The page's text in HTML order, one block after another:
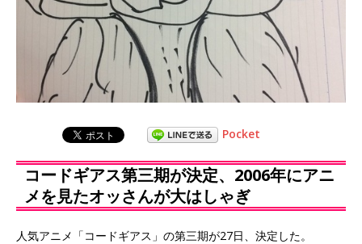
Pocket
コードギアス第三期が決定、2006年にアニ
メを見たオッさんが大はしゃぎ
人気アニメ「コードギアス」の第三期が27日、決定した。